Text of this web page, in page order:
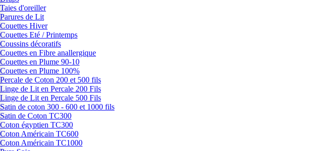
Taies d'oreiller
Parures de Lit
Couettes Hiver
Couettes Eté / Printemps
Coussins décoratifs
Couettes en Fibre anallergique
Couettes en Plume 90-10
Couettes en Plume 100%
Percale de Coton 200 et 500 fils
Linge de Lit en Percale 200 Fils
Linge de Lit en Percale 500 Fils
Satin de coton 300 - 600 et 1000 fils
Satin de Coton TC300
Coton égyptien TC300
Coton Américain TC600
Coton Américain TC1000